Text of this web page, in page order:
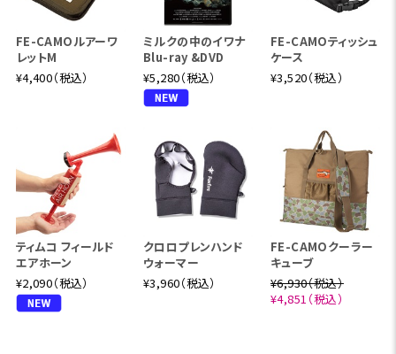
FE-CAMOルアーワ
レットM
¥4,400（税込）
ミルクの中のイワナ
Blu-ray &DVD
¥5,280（税込）
FE-CAMOティッシュ
ケース
¥3,520（税込）
ティムコ フィールド
エアホーン
¥2,090（税込）
クロロプレンハンド
ウォーマー
¥3,960（税込）
FE-CAMOクーラー
キューブ
¥6,930（税込）
¥4,851（税込）